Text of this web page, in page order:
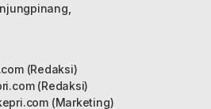
(Redaksi)
(Redaksi)
(Marketing)